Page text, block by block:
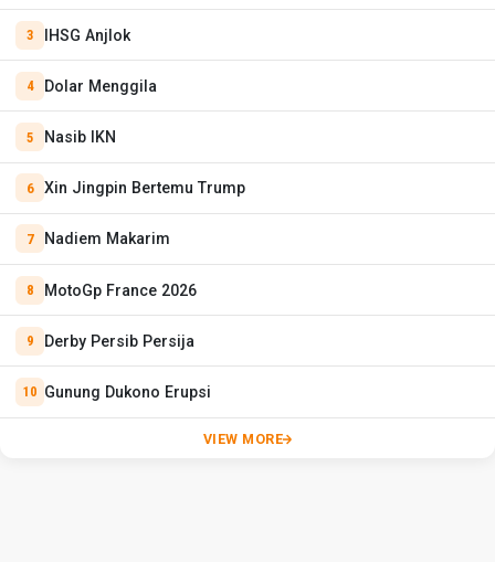
IHSG Anjlok
Dolar Menggila
Nasib IKN
Xin Jingpin Bertemu Trump
Nadiem Makarim
MotoGp France 2026
Derby Persib Persija
Gunung Dukono Erupsi
VIEW MORE